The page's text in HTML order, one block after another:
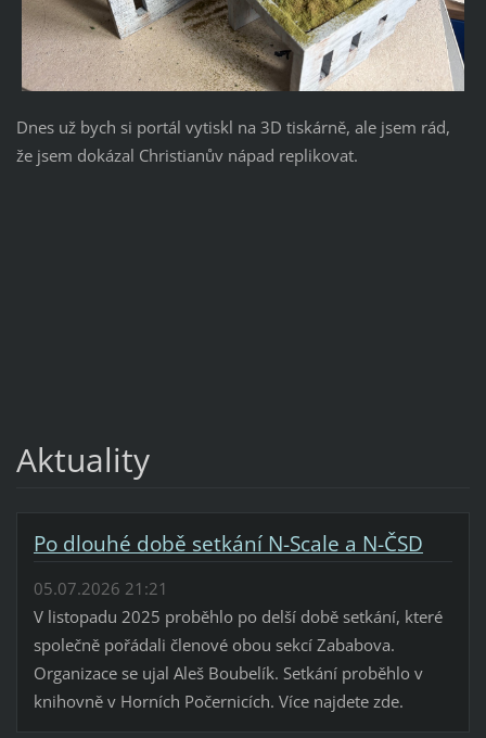
Dnes už bych si portál vytiskl na 3D tiskárně, ale jsem rád,
že jsem dokázal Christianův nápad replikovat.
Aktuality
Po dlouhé době setkání N-Scale a N-ČSD
05.07.2026 21:21
V listopadu 2025 proběhlo po delší době setkání, které
společně pořádali členové obou sekcí Zababova.
Organizace se ujal Aleš Boubelík. Setkání proběhlo v
knihovně v Horních Počernicích. Více najdete zde.